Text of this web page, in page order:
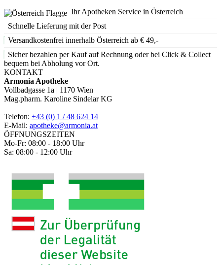
Ihr Apotheken Service in Österreich
Schnelle Lieferung mit der Post
Versandkostenfrei innerhalb Österreich ab € 49,-
Sicher bezahlen per Kauf auf Rechnung oder bei Click & Collect
bequem bei Abholung vor Ort.
KONTAKT
Armonia Apotheke
Vollbadgasse 1a | 1170 Wien
Mag.pharm. Karoline Sindelar KG
Telefon: +43 (0) 1 / 48 624 14
E-Mail: apotheke@armonia.at
ÖFFNUNGSZEITEN
Mo-Fr: 08:00 - 18:00 Uhr
Sa: 08:00 - 12:00 Uhr